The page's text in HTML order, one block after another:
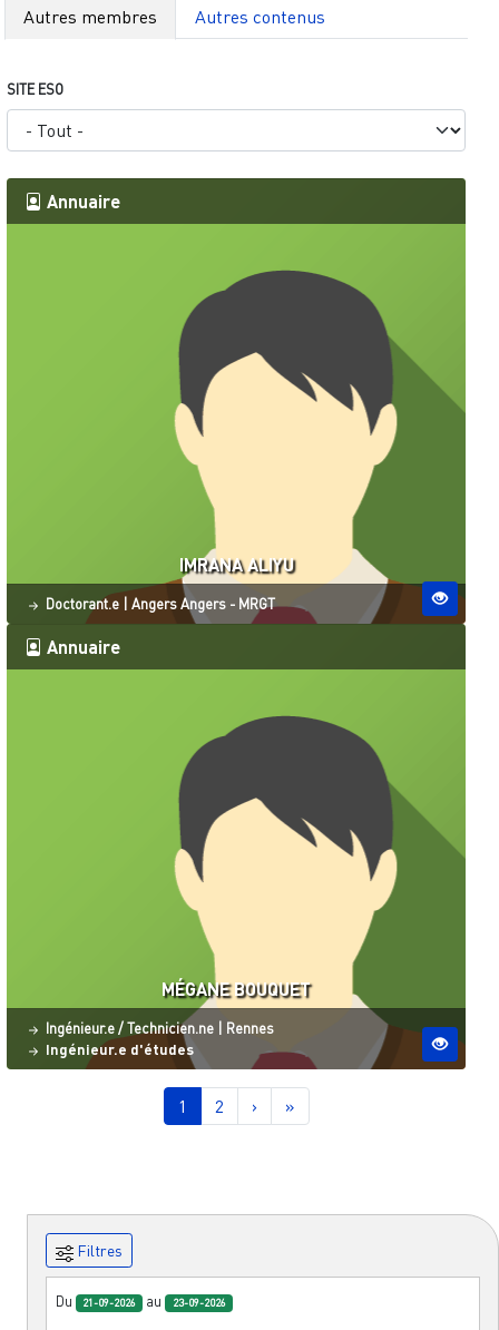
Autres membres Autres contenus
SITE ESO
Annuaire
IMRANA ALIYU
Statut
Doctorant.e Site ESO
Angers Angers - MRGT
Annuaire
MÉGANE BOUQUET
Statut
Ingénieur.e / Technicien.ne Site ESO
Rennes
Ingénieur.e d'études
Page courante
1 Page
2 Page suivante
› Dernière page
»
Filtres
Du 21-09-2026 au 23-09-2026